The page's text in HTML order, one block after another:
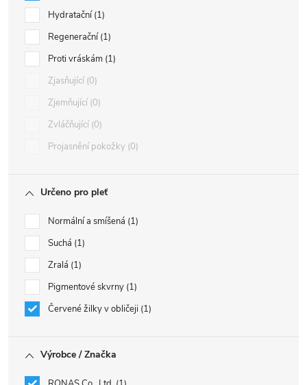
Hydratační 1
Regenerační 1
Proti vráskám 1
Zjasňující 0
Zjemňující 0
Zvláčňující 0
Projasnění pokožky 0
Určeno pro pleť
Normální a smíšená 1
Suchá 1
Zralá 1
Pigmentové skvrny 1
Červené žilky v obličeji 1
Výrobce / Značka